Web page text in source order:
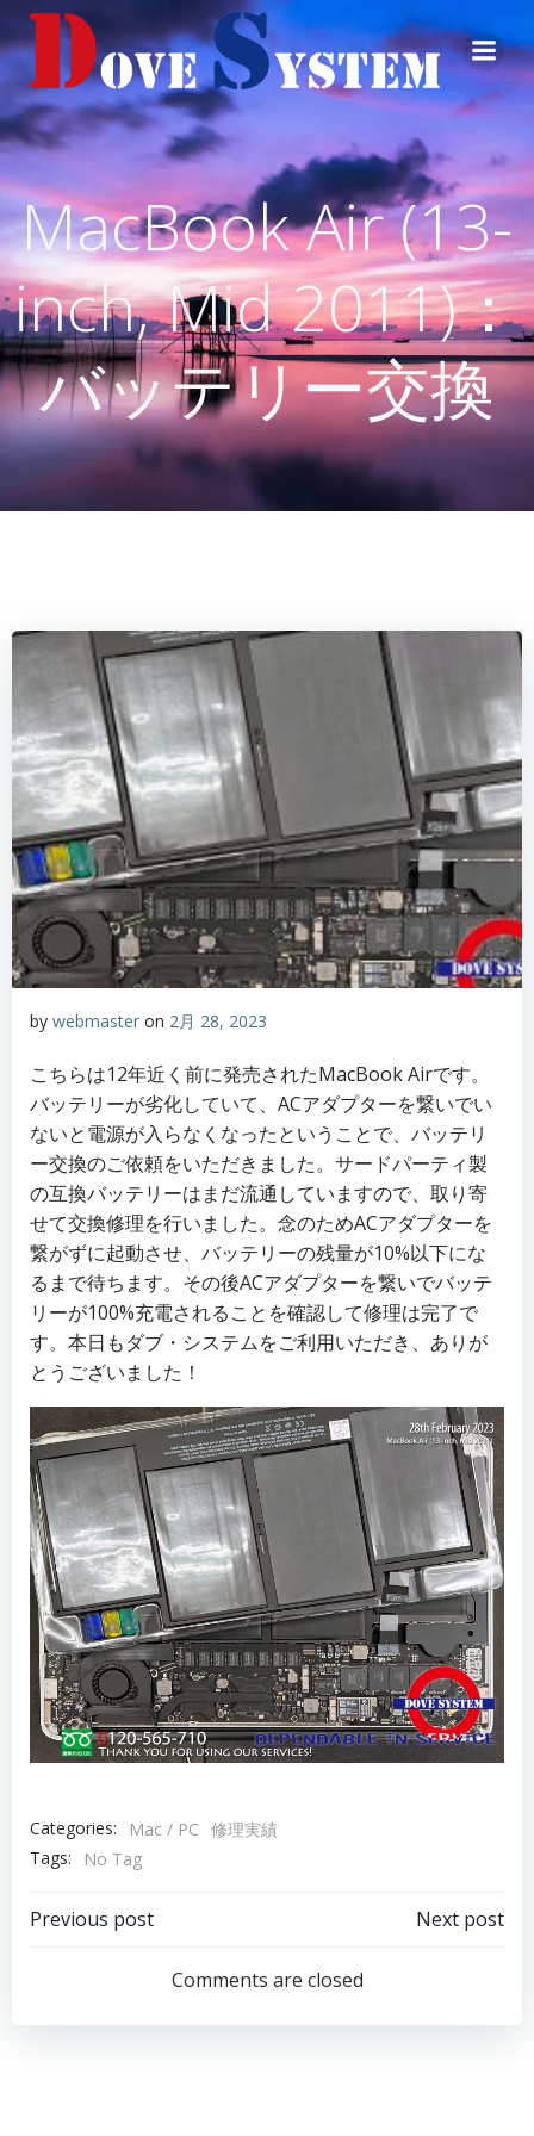
コ
ン
テ
ス
キ
ッ
プ
MacBook Air (13-
inch, Mid 2011)：
バッテリー交換
by webmaster on 2月 28, 2023
こちらは12年近く前に発売されたMacBook Airです。
バッテリーが劣化していて、ACアダプターを繋いでい
ないと電源が入らなくなったということで、バッテリ
ー交換のご依頼をいただきました。サードパーティ製
の互換バッテリーはまだ流通していますので、取り寄
せて交換修理を行いました。念のためACアダプターを
繋がずに起動させ、バッテリーの残量が10%以下にな
るまで待ちます。その後ACアダプターを繋いでバッテ
リーが100%充電されることを確認して修理は完了で
す。本日もダブ・システムをご利用いただき、ありが
とうございました！
Categories: Mac / PC 修理実績
Tags:
No Tag
Post
navigation
Previous post
navigation
Next post
Comments are closed